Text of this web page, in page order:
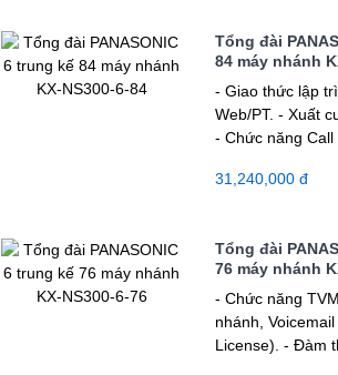
Tổng đài
84 máy nhánh
- Giao thức lập
Web/PT. - Xuất
- Chức năng Call
31,240,000 đ
Tổng đài
76 máy nhánh
- Chức năng
nhánh,
License). - Đàm